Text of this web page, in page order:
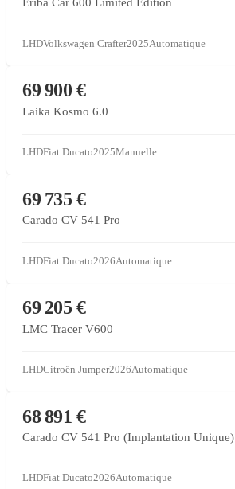
LHDVolkswagen Crafter2025Automatique
CONCESSIONNAIRE PARTENAIRE
69 900 €
Laika Kosmo 6.0
LHDFiat Ducato2025Manuelle
CONCESSIONNAIRE PARTENAIRE
69 735 €
Carado CV 541 Pro
LHDFiat Ducato2026Automatique
CONCESSIONNAIRE PARTENAIRE
69 205 €
LMC Tracer V600
LHDCitroën Jumper2026Automatique
CONCESSIONNAIRE PARTENAIRE
68 891 €
Carado CV 541 Pro (Implantation Unique)
LHDFiat Ducato2026Automatique